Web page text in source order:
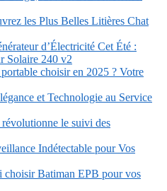
les Plus Belles Litières Chat
d’Électricité Cet Été :
Solaire 240 v2
choisir en 2025 ? Votre
et Technologie au Service
le suivi des
Indétectable pour Vos
choisir Batiman EPB pour vos